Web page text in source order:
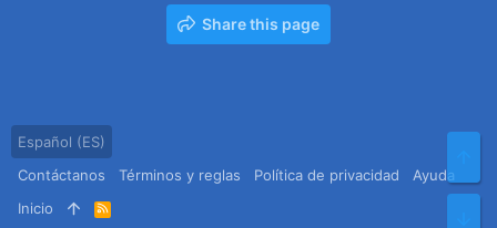
Share this page
Español (ES)
Contáctanos
Términos y reglas Política de privacidad
Ayuda
Inicio
R
S